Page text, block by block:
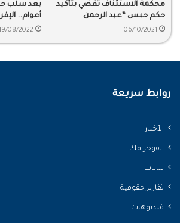
محكمة الاستئناف تقضي بتأكيد
حكم حبس “عبد الرحمن
السدحان” لـ 20 عاما
06/10/2021
أعوام..
دحيلان
08/2022
روابط سريعة
الأخبار
انفوجرافك
بيانات
تقارير حقوقية
فيديوهات